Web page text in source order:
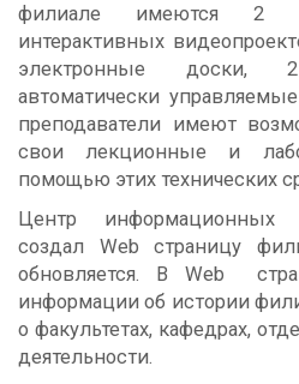
филиале имеются 2
интерактивных
электронные доски,
автоматически
преподаватели имеют
свои лекционные и
помощью этих технических
Центр информационных
создал Web страницу
обновляется. В Web
информации об истории
о факультетах, кафедрах,
деятельности.